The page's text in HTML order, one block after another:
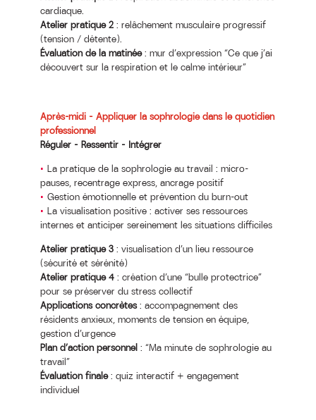
cardiaque.
Atelier pratique 2: relâchement musculaire progressif
(tension / détente).
Évaluation de la matinée: mur d’expression “Ce que j’ai
découvert sur la respiration et le calme intérieur”
Après-midi – Appliquer la sophrologie dans le quotidien
professionnel
Réguler – Ressentir – Intégrer
La pratique de la sophrologie au travail : micro-
pauses, recentrage express, ancrage positif
Gestion émotionnelle et prévention du burn-out
La visualisation positive : activer ses ressources
internes et anticiper sereinement les situations difficiles
Atelier pratique 3: visualisation d’un lieu ressource
(sécurité et sérénité)
Atelier pratique 4: création d’une “bulle protectrice”
pour se préserver du stress collectif
Applications concrètes: accompagnement des
résidents anxieux, moments de tension en équipe,
gestion d’urgence
Plan d’action personnel: “Ma minute de sophrologie au
travail”
Évaluation finale: quiz interactif + engagement
individuel